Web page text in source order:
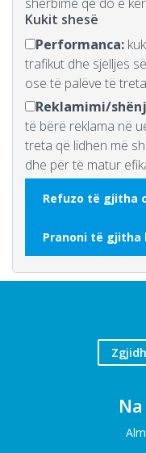
Kukit shesë
Performanca:
trafikut dhe sjelljes
ose të palëve të treta
Reklamimi/
të bërë reklama në
treta që lidhen më
dhe për të matur
Refuzo të gjitha
Pranoni të gjitha